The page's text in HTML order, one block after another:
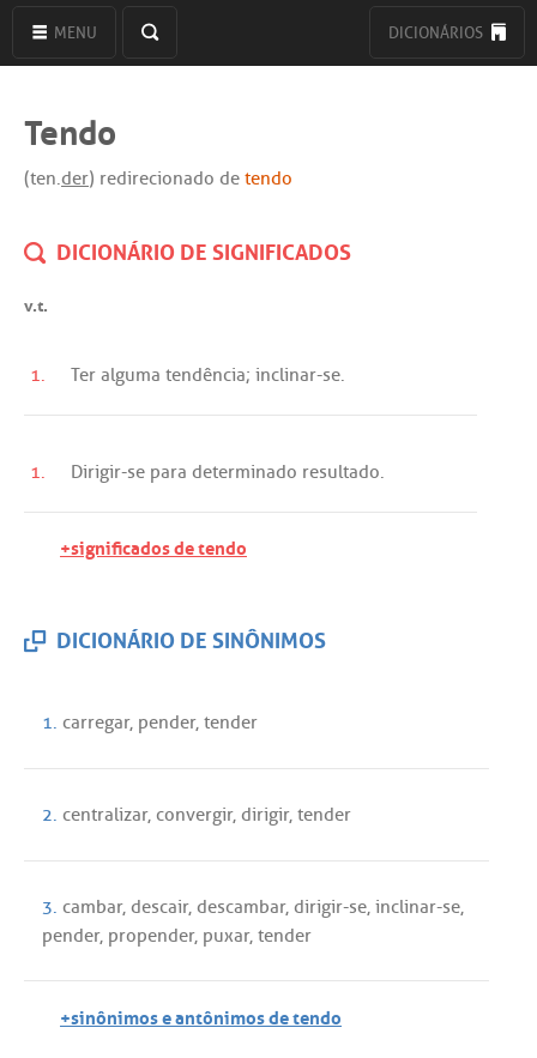
MENU DICIONÁRIOS
Tendo
(ten.der) redirecionado de tendo
DICIONÁRIO DE SIGNIFICADOS
v.t.
1. Ter alguma tendência; inclinar-se.
1. Dirigir-se para determinado resultado.
+significados de tendo
DICIONÁRIO DE SINÔNIMOS
1. carregar, pender, tender
2. centralizar, convergir, dirigir, tender
3. cambar, descair, descambar, dirigir-se, inclinar-se,
pender, propender, puxar, tender
+sinônimos e antônimos de tendo